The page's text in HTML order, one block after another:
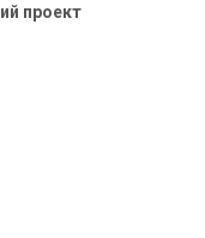
проект